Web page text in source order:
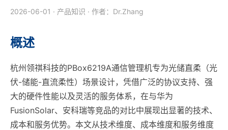
2026-06-01 · 产品知识 · 作者：Dr.Zhang
概述
杭州领祺科技的PBox6219A通信管理机专为光储直柔（光
伏-储能-直流柔性）场景设计，凭借广泛的协议支持、强
大的硬件性能以及灵活的服务体系，在与华为
FusionSolar、安科瑞等竞品的对比中展现出显著的技术、
成本和服务优势。本文从技术维度、成本维度和服务维度